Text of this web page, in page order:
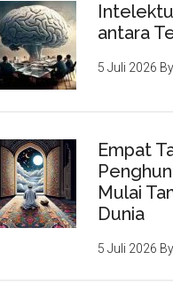
antara
5 Juli 2026 By
Empat
Mulai
Dunia
5 Juli 2026 By